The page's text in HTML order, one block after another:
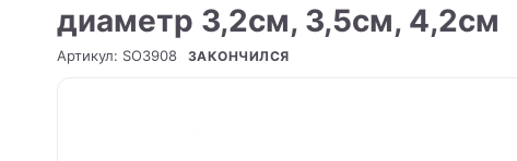
диаметр 3,2см, 3,5см, 4,2см
Артикул: SO3908 ЗАКОНЧИЛСЯ